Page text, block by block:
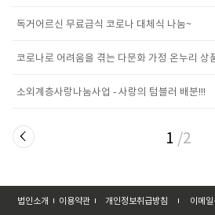
독거어르신 무료급식 코로나 대체식 나눔~
코로나로 어려움을 겪는 다문화 가정 온누리 상
소외계층사랑나눔사업 - 사랑의 텀블러 배분!!!
1 /2
법인소개 이용약관 개인정보취급방침 이메